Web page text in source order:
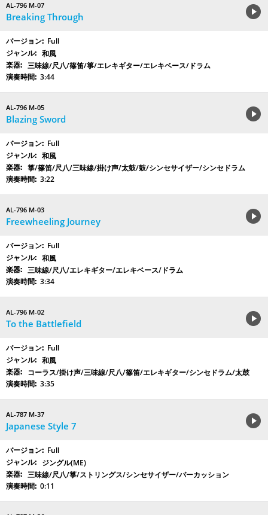
AL-796 M-07
Breaking Through
Full
和風
三味線/尺八/篠笛/箏/エレキギター/エレキベース/ドラム
3:44
AL-796 M-05
Blazing Sword
Full
和風
箏/篠笛/尺八/三味線/掛け声/太鼓/鼓/シンセサイザー/シンセドラム
3:22
AL-796 M-03
Freewheeling Journey
Full
和風
三味線/尺八/エレキギター/エレキベース/ドラム
3:34
AL-796 M-02
To the Battlefield
Full
和風
コーラス/掛け声/三味線/尺八/篠笛/エレキギター/シンセドラム/太鼓
3:35
AL-787 M-37
Japanese Style 7
Full
ジングル(ME)
三味線/尺八/箏/ストリングス/シンセサイザー/パーカッション
0:11